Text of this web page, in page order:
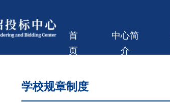
首
页
中心简
介
学校规章制度